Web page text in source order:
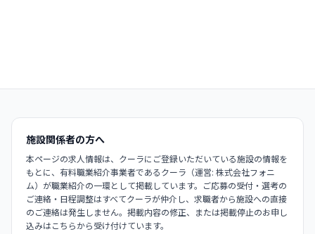
施設関係者の方へ
本ページの求人情報は、クーラにご登録いただいている施設の情報を
もとに、有料職業紹介事業者であるクーラ（運営: 株式会社フォニ
ム）が職業紹介の一環として掲載しています。ご応募の受付・選考の
ご連絡・日程調整はすべてクーラが仲介し、求職者から施設への直接
のご連絡は発生しません。掲載内容の修正、または掲載停止のお申し
込みはこちらから受け付けています。